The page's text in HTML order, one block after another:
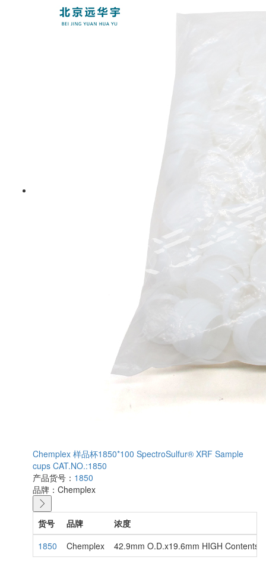
Chemplex 样品杯1850*100 SpectroSulfur® XRF Sample
cups CAT.NO.:1850
产品货号： 1850
品牌： Chemplex
货号 品牌
浓度
1850
Chemplex 42.9mm O.D.x19.6mm HIGH Contents